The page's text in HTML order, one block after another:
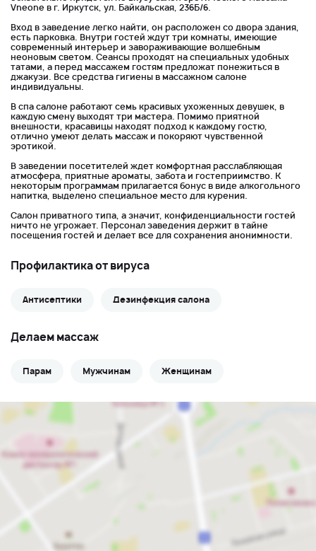
Vneone в г. Иркутск, ул. Байкальская, 236Б/6.
Вход в заведение легко найти, он расположен со двора здания,
есть парковка. Внутри гостей ждут три комнаты, имеющие
современный интерьер и завораживающие волшебным
неоновым светом. Сеансы проходят на специальных удобных
татами, а перед массажем гостям предложат понежиться в
джакузи. Все средства гигиены в массажном салоне
индивидуальны.
В спа салоне работают семь красивых ухоженных девушек, в
каждую смену выходят три мастера. Помимо приятной
внешности, красавицы находят подход к каждому гостю,
отлично умеют делать массаж и покоряют чувственной
эротикой.
В заведении посетителей ждет комфортная расслабляющая
атмосфера, приятные ароматы, забота и гостеприимство. К
некоторым программам прилагается бонус в виде алкогольного
напитка, выделено специальное место для курения.
Салон приватного типа, а значит, конфиденциальности гостей
ничто не угрожает. Персонал заведения держит в тайне
посещения гостей и делает все для сохранения анонимности.
Профилактика от вируса
Антисептики Дезинфекция салона
Делаем массаж
Парам Мужчинам Женщинам